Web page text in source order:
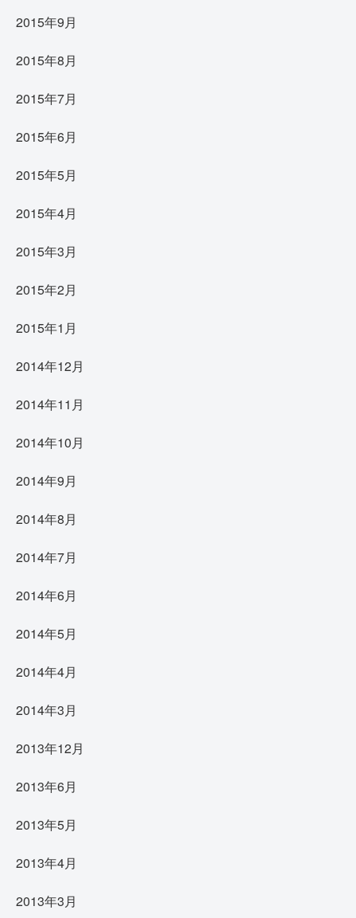
2015年9月
2015年8月
2015年7月
2015年6月
2015年5月
2015年4月
2015年3月
2015年2月
2015年1月
2014年12月
2014年11月
2014年10月
2014年9月
2014年8月
2014年7月
2014年6月
2014年5月
2014年4月
2014年3月
2013年12月
2013年6月
2013年5月
2013年4月
2013年3月